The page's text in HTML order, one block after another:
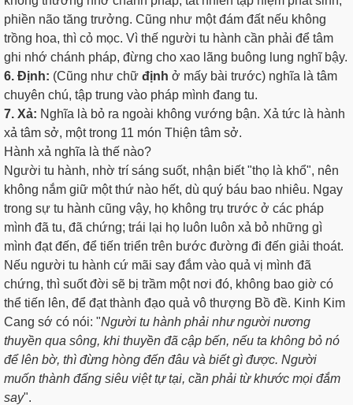
phiền não tăng trưởng. Cũng như một đám đất nếu không
trồng hoa, thì cỏ mọc. Vì thế người tu hành cần phải để tâm
ghi nhớ chánh pháp, đừng cho xao lãng buông lung nghĩ bậy.
6. Định: (Cũng như chữ định ở mấy bài trước) nghĩa là tâm
chuyên chú, tập trung vào pháp mình đang tu.
7. Xả: Nghĩa là bỏ ra ngoài không vướng bận. Xả tức là hành
xả tâm sở, một trong 11 món Thiện tâm sở.
Hành xả nghĩa là thế nào?
Người tu hành, nhờ trí sáng suốt, nhận biết "thọ là khổ", nên
không nắm giữ một thứ nào hết, dù quý báu bao nhiêu. Ngay
trong sự tu hành cũng vậy, họ không trụ trước ở các pháp
mình đã tu, đã chứng; trái lại họ luôn luôn xả bỏ những gì
mình đạt đến, để tiến triển trên bước đường đi đến giải thoát.
Nếu người tu hành cứ mãi say đắm vào quả vị mình đã
chứng, thì suốt đời sẽ bị trầm một nơi đó, không bao giờ có
thể tiến lên, để đạt thành đạo quả vô thượng Bồ đề. Kinh Kim
Cang sớ có nói: "Người tu hành phải như người nương
thuyền qua sông, khi thuyền đã cập bến, nếu ta không bỏ nó
để lên bờ, thì đừng hòng đến đâu và biết gì được. Người
muốn thành đấng siêu việt tự tại, cần phải từ khước mọi đắm
say".